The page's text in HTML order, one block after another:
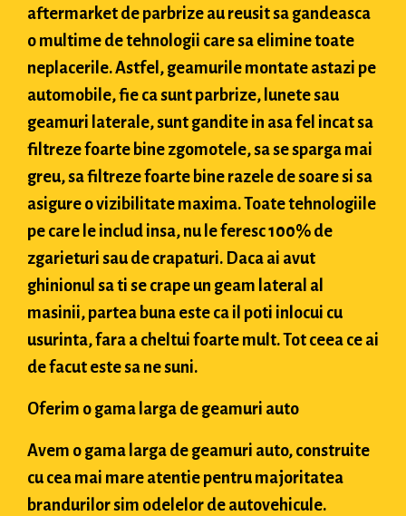
aftermarket de parbrize au reusit sa gandeasca
o multime de tehnologii care sa elimine toate
neplacerile. Astfel, geamurile montate astazi pe
automobile, fie ca sunt parbrize, lunete sau
geamuri laterale, sunt gandite in asa fel incat sa
filtreze foarte bine zgomotele, sa se sparga mai
greu, sa filtreze foarte bine razele de soare si sa
asigure o vizibilitate maxima. Toate tehnologiile
pe care le includ insa, nu le feresc 100% de
zgarieturi sau de crapaturi. Daca ai avut
ghinionul sa ti se crape un geam lateral al
masinii, partea buna este ca il poti inlocui cu
usurinta, fara a cheltui foarte mult. Tot ceea ce ai
de facut este sa ne suni.
Oferim o gama larga de geamuri auto
Avem o gama larga de geamuri auto, construite
cu cea mai mare atentie pentru majoritatea
brandurilor sim odelelor de autovehicule.